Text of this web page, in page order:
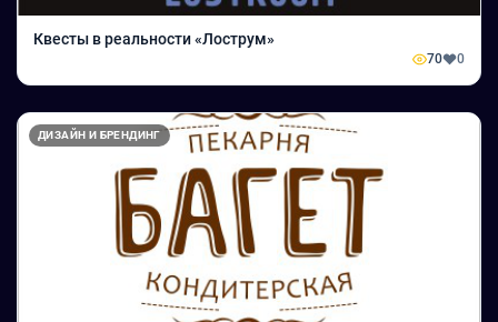
Квесты в реальности «Лострум»
70 0
ДИЗАЙН И БРЕНДИНГ